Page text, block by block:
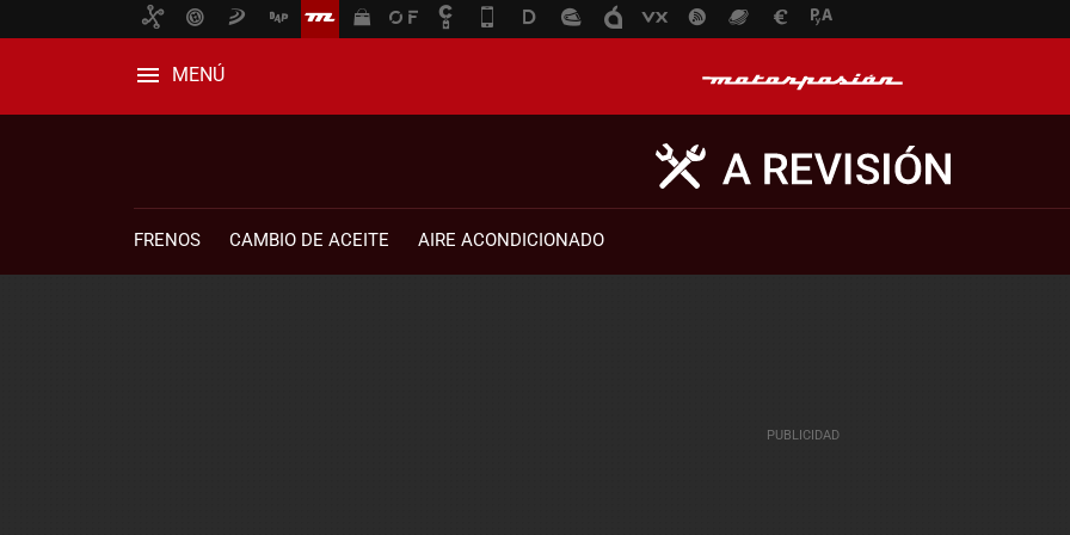
MENÚ
FRENOS CAMBIO DE ACEITE AIRE ACONDICIONADO